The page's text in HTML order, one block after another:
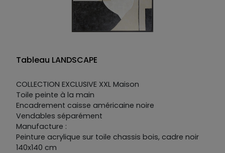
Tableau LANDSCAPE
COLLECTION EXCLUSIVE XXL Maison
Toile peinte à la main
Encadrement caisse américaine noire
Vendables séparément
Manufacture :
Peinture acrylique sur toile chassis bois, cadre noir
140x140 cm